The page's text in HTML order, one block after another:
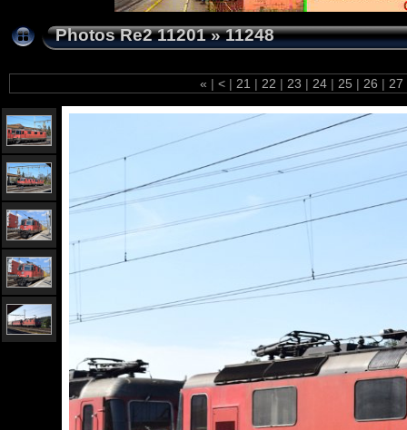
Photos Re2 11201»11248
« | < | 21 | 22 | 23 | 24 | 25 | 26 | 27